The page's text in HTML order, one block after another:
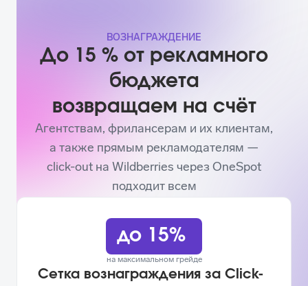
ВОЗНАГРАЖДЕНИЕ
До 15 % от рекламного
бюджета
возвращаем на счёт
Агентствам, фрилансерам и их клиентам,
а также прямым рекламодателям —
click-out на Wildberries через OneSpot
подходит всем
Сетка вознаграждения за Click-
до 15%
на максимальном грейде